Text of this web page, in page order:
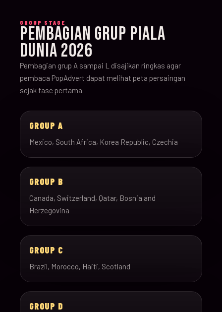
GROUP STAGE
PEMBAGIAN GRUP PIALA
DUNIA 2026
Pembagian grup A sampai L disajikan ringkas agar
pembaca PopAdvert dapat melihat peta persaingan
sejak fase pertama.
GROUP A
Mexico, South Africa, Korea Republic, Czechia
GROUP B
Canada, Switzerland, Qatar, Bosnia and
Herzegovina
GROUP C
Brazil, Morocco, Haiti, Scotland
GROUP D